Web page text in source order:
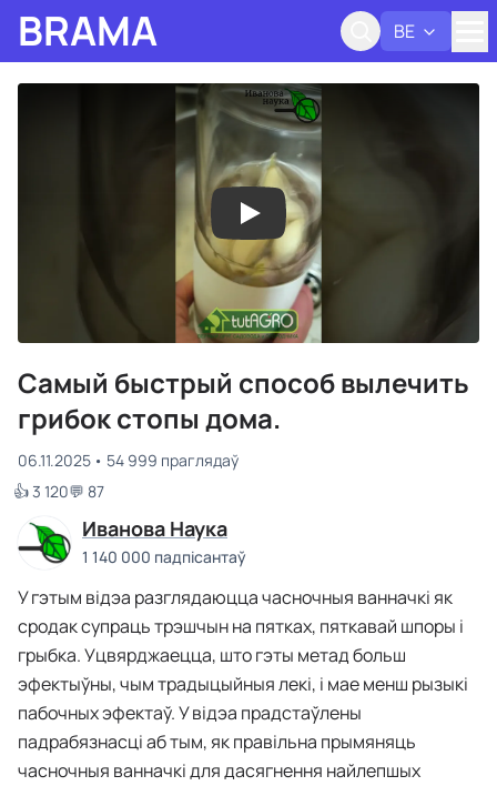
BRAMA BE
Самый быстрый способ вылечить
грибок стопы дома.
06.11.2025
54 999 праглядаў
👍 3 120💬 87
Иванова Наука
1 140 000 падпісантаў
У гэтым відэа разглядаюцца часночныя ванначкі як
сродак супраць трэшчын на пятках, пяткавай шпоры і
грыбка. Уцвярджаецца, што гэты метад больш
эфектыўны, чым традыцыйныя лекі, і мае менш рызыкі
пабочных эфектаў. У відэа прадстаўлены
падрабязнасці аб тым, як правільна прымяняць
часночныя ванначкі для дасягнення найлепшых